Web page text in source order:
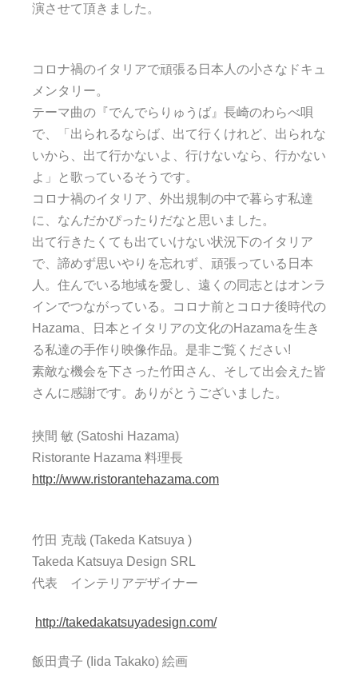
演させて頂きました。
コロナ禍のイタリアで頑張る日本人の小さなドキュ
メンタリー。
テーマ曲の『でんでらりゅうば』長崎のわらべ唄
で、「出られるならば、出て行くけれど、出られな
いから、出て行かないよ、行けないなら、行かない
よ」と歌っているそうです。
コロナ禍のイタリア、外出規制の中で暮らす私達
に、なんだかぴったりだなと思いました。
出て行きたくても出ていけない状況下のイタリア
で、諦めず思いやりを忘れず、頑張っている日本
人。住んでいる地域を愛し、遠くの同志とはオンラ
インでつながっている。コロナ前とコロナ後時代の
Hazama、日本とイタリアの文化のHazamaを生き
る私達の手作り映像作品。是非ご覧ください!
素敵な機会を下さった竹田さん、 そして出会えた皆
さんに感謝です。ありがとうございました。
挾間 敏 (Satoshi Hazama)
Ristorante Hazama 料理長
http://www.ristorantehazama.com
竹田 克哉 (Takeda Katsuya )
Takeda Katsuya Design SRL
代表 インテリアデザイナー
http://takedakatsuyadesign.com/
飯田貴子 (Iida Takako) 絵画